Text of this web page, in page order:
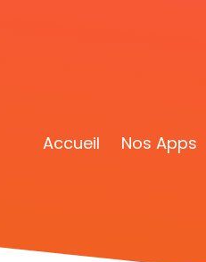
Accueil Nos Apps